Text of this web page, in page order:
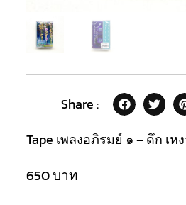
Share :
Tape เพลงอภิรมย์ ๑ – ดึก เห
650บาท